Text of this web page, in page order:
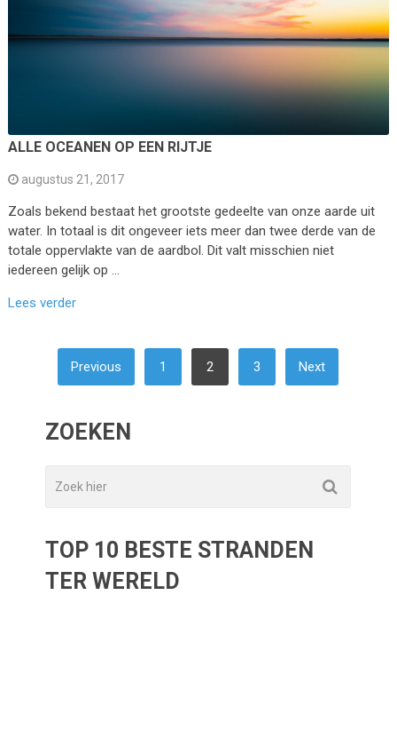
ALLE OCEANEN OP EEN RIJTJE
augustus 21, 2017
Zoals bekend bestaat het grootste gedeelte van onze aarde uit
water. In totaal is dit ongeveer iets meer dan twee derde van de
totale oppervlakte van de aardbol. Dit valt misschien niet
iedereen gelijk op …
Lees verder
BERICHTEN
PAGINERING
Previous 1 2 3 Next
ZOEKEN
TOP 10 BESTE STRANDEN
TER WERELD